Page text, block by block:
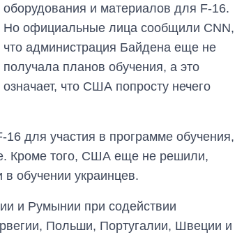
оборудования и материалов для F-16.
Но официальные лица сообщили CNN,
что администрация Байдена еще не
получала планов обучения, а это
означает, что США попросту нечего
16 для участия в программе обучения,
Кроме того, США еще не решили,
обучении украинцев.
и Румынии при содействии
Польши, Португалии, Швеции и
Восемь
ударов по Украине
главной целью рф